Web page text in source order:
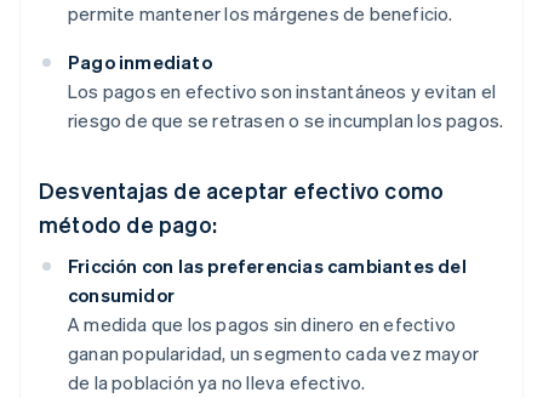
permite mantener los márgenes de beneficio.
Pago inmediato
Los pagos en efectivo son instantáneos y evitan el
riesgo de que se retrasen o se incumplan los pagos.
Desventajas de aceptar efectivo como
método de pago:
Fricción con las preferencias cambiantes del
consumidor
A medida que los pagos sin dinero en efectivo
ganan popularidad, un segmento cada vez mayor
de la población ya no lleva efectivo.